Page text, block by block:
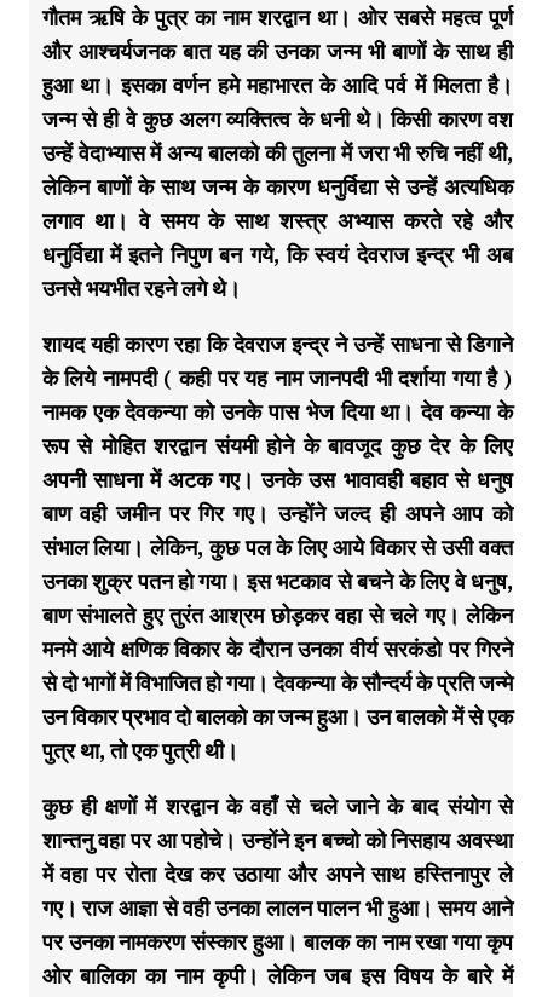
गौतम ऋषि के पुत्र का नाम शरद्वान था। ओर सबसे महत्व पूर्ण
और आश्चर्यजनक बात यह की उनका जन्म भी बाणों के साथ ही
हुआ था। इसका वर्णन हमे महाभारत के आदि पर्व में मिलता है।
जन्म से ही वे कुछ अलग व्यक्तित्व के धनी थे। किसी कारण वश
उन्हें वेदाभ्यास में अन्य बालको की तुलना में जरा भी रुचि नहीं थी,
लेकिन बाणों के साथ जन्म के कारण धनुर्विद्या से उन्हें अत्यधिक
लगाव था। वे समय के साथ शस्त्र अभ्यास करते रहे और
धनुर्विद्या में इतने निपुण बन गये, कि स्वयं देवराज इन्द्र भी अब
उनसे भयभीत रहने लगे थे।
शायद यही कारण रहा कि देवराज इन्द्र ने उन्हें साधना से डिगाने
के लिये नामपदी ( कही पर यह नाम जानपदी भी दर्शाया गया है )
नामक एक देवकन्या को उनके पास भेज दिया था। देव कन्या के
रूप से मोहित शरद्वान संयमी होने के बावजूद कुछ देर के लिए
अपनी साधना में अटक गए। उनके उस भावावही बहाव से धनुष
बाण वही जमीन पर गिर गए। उन्होंने जल्द ही अपने आप को
संभाल लिया। लेकिन, कुछ पल के लिए आये विकार से उसी वक्त
उनका शुक्र पतन हो गया। इस भटकाव से बचने के लिए वे धनुष,
बाण संभालते हुए तुरंत आश्रम छोड़कर वहा से चले गए। लेकिन
मनमे आये क्षणिक विकार के दौरान उनका वीर्य सरकंडो पर गिरने
से दो भागों में विभाजित हो गया। देवकन्या के सौन्दर्य के प्रति जन्मे
उन विकार प्रभाव दो बालको का जन्म हुआ। उन बालको में से एक
पुत्र था, तो एक पुत्री थी।
कुछ ही क्षणों में शरद्वान के वहाँ से चले जाने के बाद संयोग से
शान्तनु वहा पर आ पहोचे। उन्होंने इन बच्चो को निसहाय अवस्था
में वहा पर रोता देख कर उठाया और अपने साथ हस्तिनापुर ले
गए। राज आज्ञा से वही उनका लालन पालन भी हुआ। समय आने
पर उनका नामकरण संस्कार हुआ। बालक का नाम रखा गया कृप
ओर बालिका का नाम कृपी। लेकिन जब इस विषय के बारे में